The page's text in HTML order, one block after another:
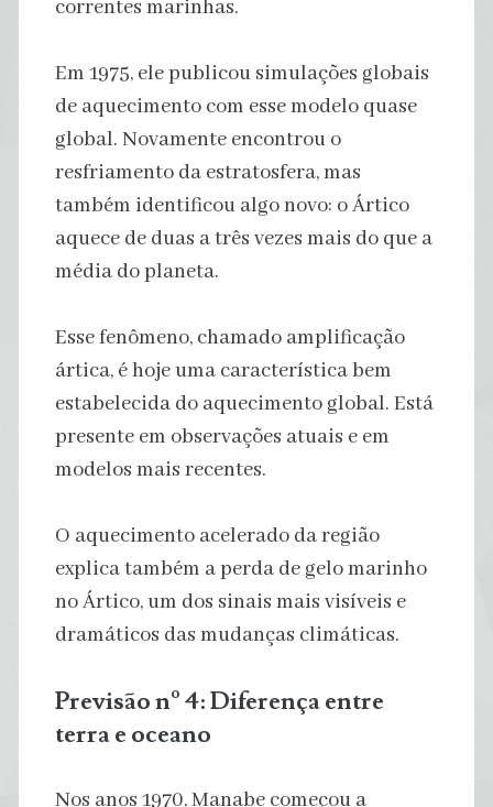
correntes marinhas.
Em 1975, ele publicou simulações globais
de aquecimento com esse modelo quase
global. Novamente encontrou o
resfriamento da estratosfera, mas
também identificou algo novo: o Ártico
aquece de duas a três vezes mais do que a
média do planeta.
Esse fenômeno, chamado amplificação
ártica, é hoje uma característica bem
estabelecida do aquecimento global. Está
presente em observações atuais e em
modelos mais recentes.
O aquecimento acelerado da região
explica também a perda de gelo marinho
no Ártico, um dos sinais mais visíveis e
dramáticos das mudanças climáticas.
Previsão nº 4: Diferença entre
terra e oceano
Nos anos 1970, Manabe começou a